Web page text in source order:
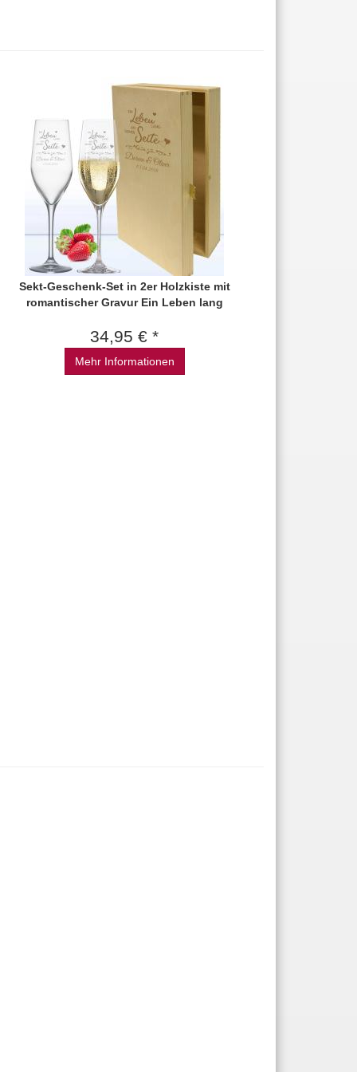
Sekt-Geschenk-Set in 2er Holzkiste mit
romantischer Gravur Ein Leben lang
34,95 € *
Mehr Informationen